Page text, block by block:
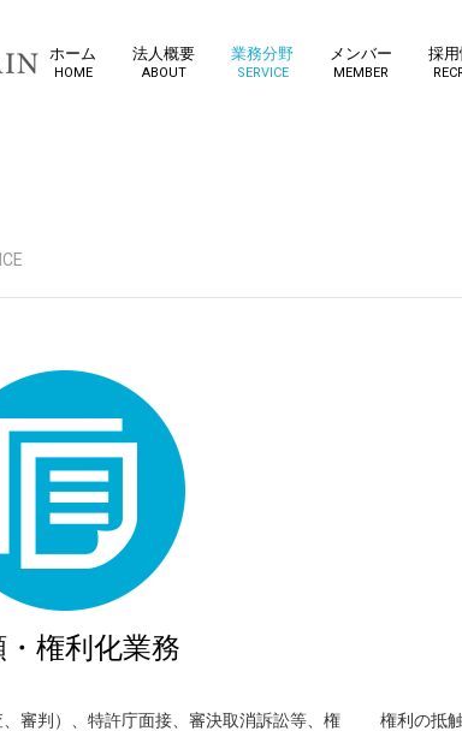
ホーム
HOME
法人概要
ABOUT
業務分野
SERVICE
メンバー
MEMBER
採
・権利化業務
審判）、特許庁面接、審決取消訴訟等、権
権利の抵